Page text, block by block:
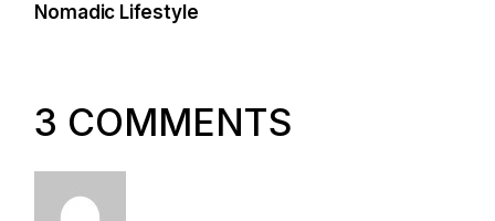
Nomadic Lifestyle
3 COMMENTS